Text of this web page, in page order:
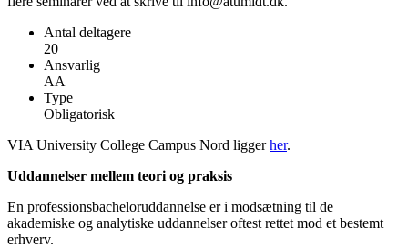
Antal deltagere
20
Ansvarlig
AA
Type
Obligatorisk
VIA University College Campus Nord liggerher.
Uddannelser mellem teori og praksis
En professionsbacheloruddannelse er i modsætning til de
akademiske og analytiske uddannelser oftest rettet mod et bestemt
erhverv.